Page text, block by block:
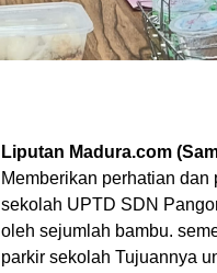
Liputan Madura.com
Memberikan perhatian
sekolah UPTD SDN
oleh sejumlah bambu.
parkir sekolah Tujuannya